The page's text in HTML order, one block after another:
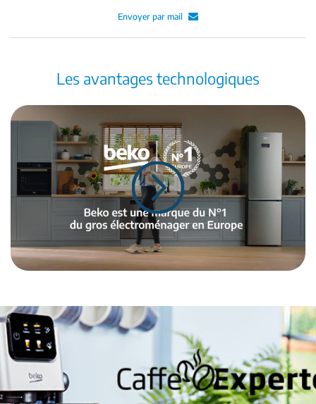
Envoyer par mail
Les avantages technologiques